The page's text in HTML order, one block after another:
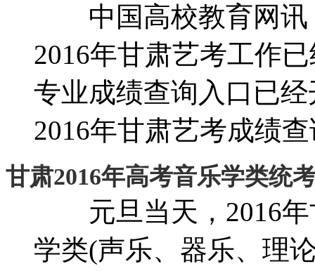
中国高校教育网讯
2016年甘肃艺考工作
专业成绩查询入口已
2016年甘肃艺考成绩
甘肃2016年高考音乐学类统
元旦当天，2016年
学类(声乐、器乐、理